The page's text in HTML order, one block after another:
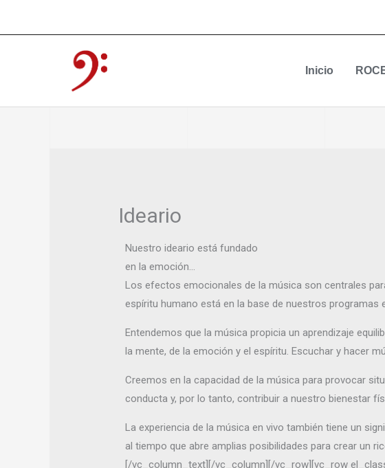
Inicio
Ideario
Nuestro ideario está fundado
en la emoción…
Los efectos emocionales de la música son centrales
espíritu humano está en la base de nuestros
Entendemos que la música propicia un aprendizaje
la mente, de la emoción y el espíritu. Escuchar y hacer
Creemos en la capacidad de la música para provocar
conducta y, por lo tanto, contribuir a nuestro bienestar
La experiencia de la música en vivo también tiene un
al tiempo que abre amplias posibilidades para crear un
[/vc_column_text][/vc_column][/vc_row][vc_row